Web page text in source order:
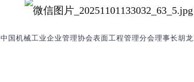
中国机械工业企业管理协会表面工程管理分会理事长胡